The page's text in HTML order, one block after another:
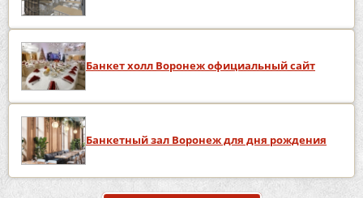
Банкет холл Воронеж официальный сайт
Банкетный зал Воронеж для дня рождения